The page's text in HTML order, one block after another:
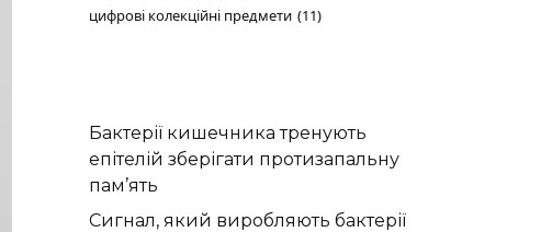
цифрові колекційні предмети (11)
Бактерії кишечника тренують
епітелій зберігати протизапальну
пам’ять
Сигнал, який виробляють бактерії